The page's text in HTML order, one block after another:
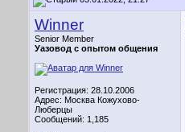
Winner
Senior Member
Уазовод с опытом общения
Регистрация: 28.10.2006
Адрес: Москва Кожухово-
Люберцы
Сообщений: 1,185